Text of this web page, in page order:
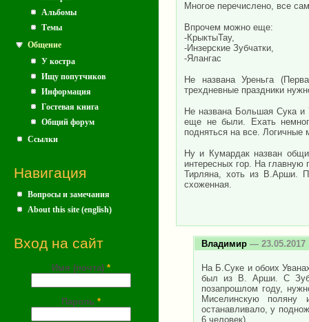
Альбомы
Темы
Общение
У костра
Ищу попутчиков
Информация
Гостевая книга
Общий форум
Ссылки
Навигация
Вопросы и замечания
About this site (english)
Вход на сайт
Имя (почта) *
Пароль *
Многое перечислено, все
Впрочем можно еще:
-КрыктыТау,
-Инзерские Зубчатки,
-Ялангас
Не названа Уреньга
трехдневные праздники
Не названа Большая Сука и
еще не были. Ехать
подняться на все.
Ну и Кумардак назван
интересных гор. На главную
Тирляна, хоть из В.Арши.
схоженная.
Владимир — 23.05.2017
На Б.Суке и обоих
был из В. Арши. С
позапрошлом году,
Миселинскую
останавливало, у
6 человек).